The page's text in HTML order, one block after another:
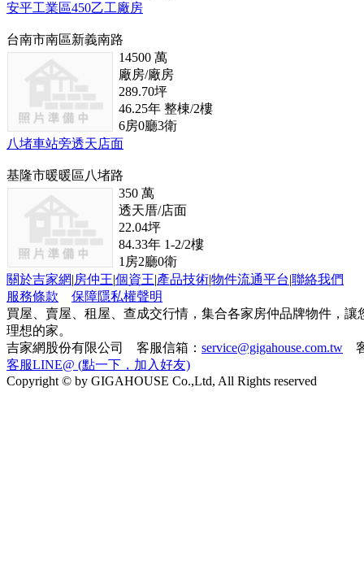
安平工業區450乙工廠房
台南市南區新義南路
14500 萬
廠房/廠房
289.70坪
46.25年 整棟/2樓
6房0廳3衛
八堵車站旁透天店面
基隆市暖暖區八堵路
350 萬
透天厝/店面
22.04坪
84.33年 1-2/2樓
1 房2廳0衛
關於吉家網|房仲王|個資王|產品技術|物件流通平台|聯絡我們
服務條款
保障隱私權聲明
買屋、賣屋、租屋、查成交行情，集合各家房仲品牌物件，
理想的家。
吉家網股份有限公司 客服信箱： service@gigahouse.com.tw
客服LINE@ (點一下，加入好友)
Copyright © by GIGAHOUSE Co.,Ltd, All Rights reserved